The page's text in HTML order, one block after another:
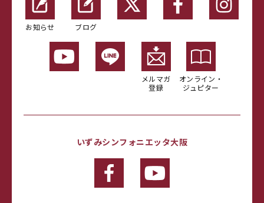
お知らせ ブログ
メルマガ
登録
オンライン・
ジュピター
いずみシンフォニエッタ大阪